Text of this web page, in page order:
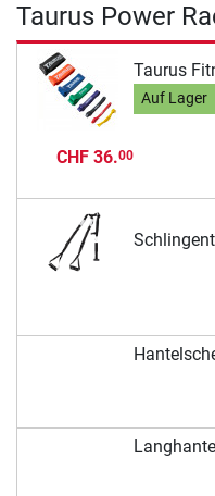
Taurus Power
Taurus
Auf Lager
CHF 36.00